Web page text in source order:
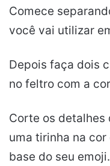
Comece
você vai utilizar
Depois faça dois
no feltro com a
Corte os detalhes
uma tirinha na
base do seu emoji.